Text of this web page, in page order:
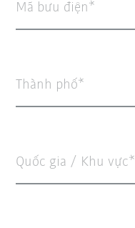
Mã bưu điện
Thành phố
Quốc gia / Khu vực*